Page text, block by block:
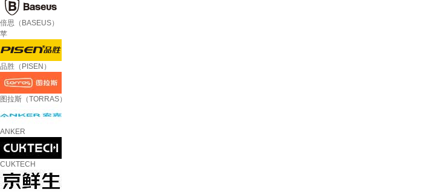
倍思（BASEUS）
苹
品胜（PISEN）
图拉斯（TORRAS）
ANKER
CUKTECH